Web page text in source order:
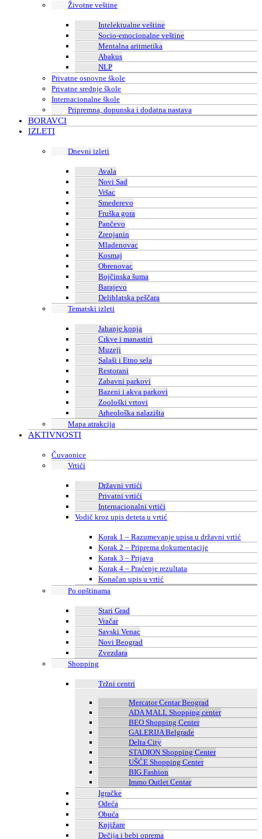
Životne veštine
Intelektualne veštine
Socio-emocionalne veštine
Mentalna aritmetika
Abakus
NLP
Privatne osnovne škole
Privatne srednje škole
Internacionalne škole
Pripremna, dopunska i dodatna nastava
BORAVCI
IZLETI
Dnevni izleti
Avala
Novi Sad
Vršac
Smederevo
Fruška gora
Pančevo
Zrenjanin
Mladenovac
Kosmaj
Obrenovac
Bojčinska šuma
Barajevo
Deliblatska peščara
Tematski izleti
Jahanje konja
Crkve i manastiri
Muzeji
Salaši i Etno sela
Restorani
Zabavni parkovi
Bazeni i akva parkovi
Zoološki vrtovi
Arheološka nalazišta
Mapa atrakcija
AKTIVNOSTI
Čuvaonice
Vrtići
Državni vrtići
Privatni vrtići
Internacionalni vrtići
Vodič kroz upis deteta u vrtić
Korak 1 – Razumevanje upisa u državni vrtić
Korak 2 – Priprema dokumentacije
Korak 3 – Prijava
Korak 4 – Praćenje rezultata
Konačan upis u vrtić
Po opštinama
Stari Grad
Vračar
Savski Venac
Novi Beograd
Zvezdara
Shopping
Tržni centri
Mercator Centar Beograd
ADA MALL Shopping center
BEO Shopping Center
GALERIJA Belgrade
Delta City
STADION Shopping Center
UŠĆE Shopping Center
BIG Fashion
Immo Outlet Centar
Igračke
Odeća
Obuća
Knjižare
Dečija i bebi oprema